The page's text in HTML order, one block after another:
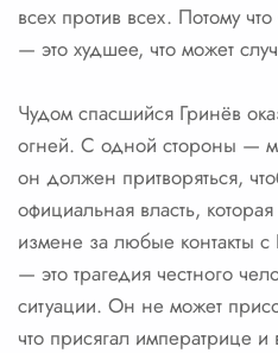
всех против всех. Потому
— это худшее, что может
Чудом спасшийся Гринёв
огней. С одной стороны —
он должен притворяться,
официальная власть,
измене за любые контакты с
— это трагедия честного
ситуации. Он не может
что присягал императрице